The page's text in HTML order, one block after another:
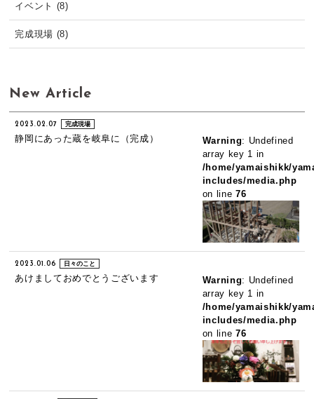
イベント (8)
完成現場 (8)
New Article
Warning: Undefined
array key 1 in
/home/yamaishikk/
includes/media.php
on line76
2023.02.07 完成現場
静岡にあった蔵を岐阜に（完成）
Warning: Undefined
array key 1 in
/home/yamaishikk/
includes/media.php
on line76
2023.01.06 日々のこと
あけましておめでとうございます